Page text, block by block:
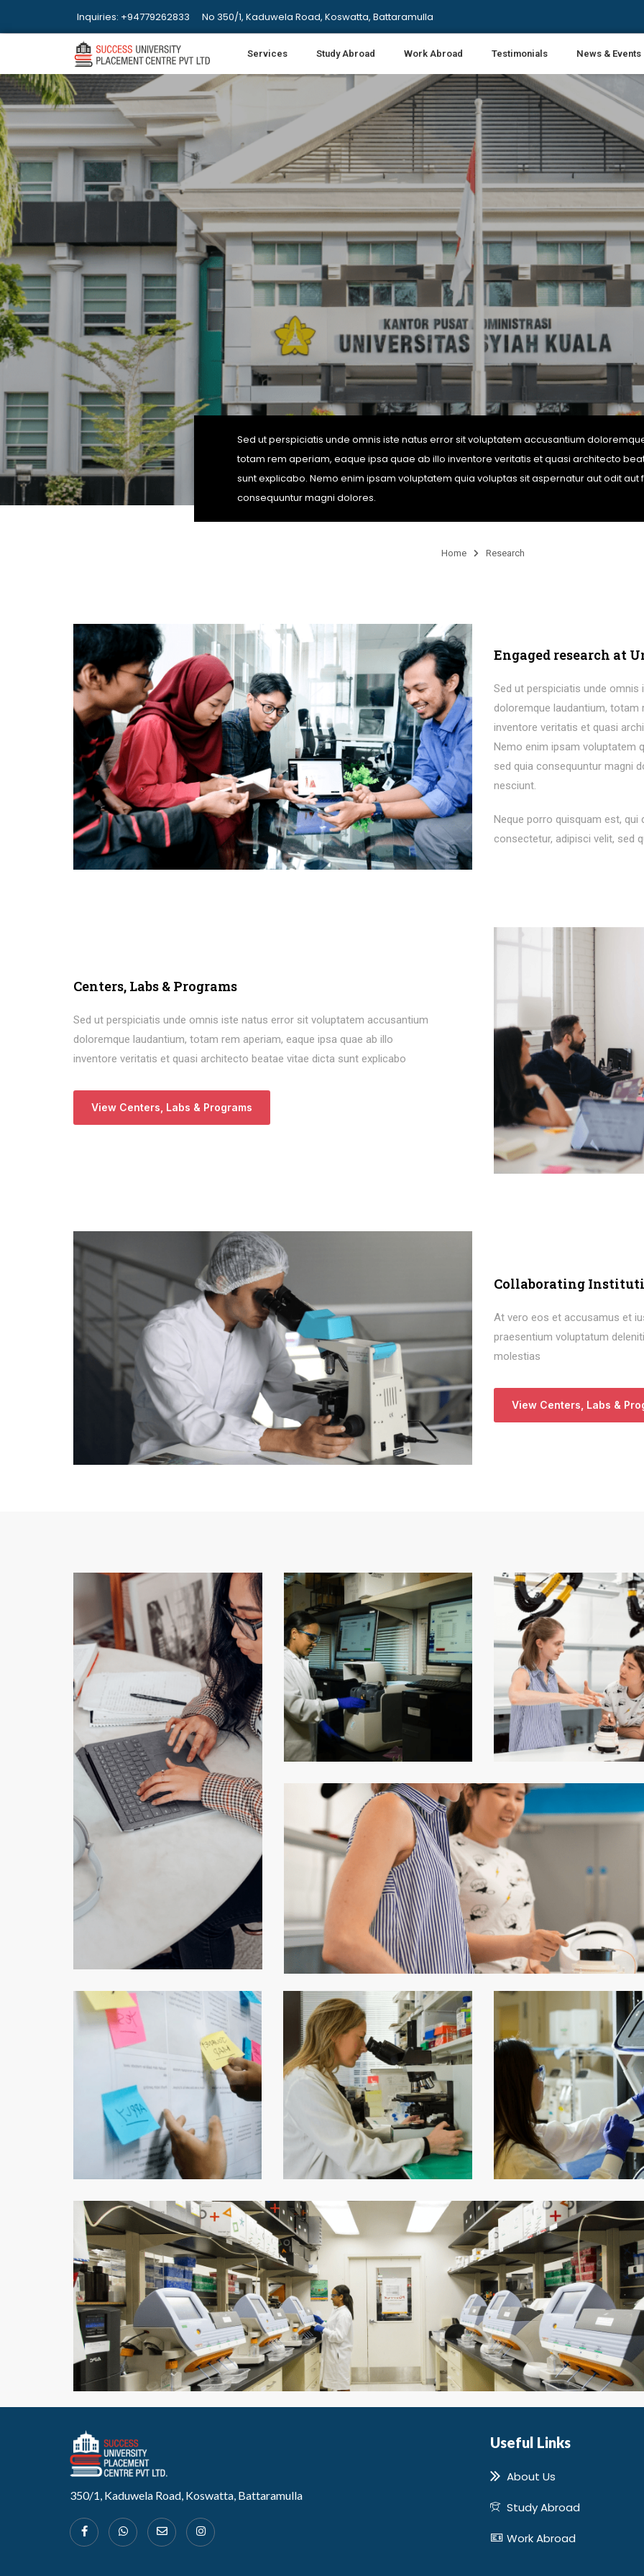
Inquiries: +94779262833 No 350/1, Kaduwela Road, Koswatta, Battaramulla
Services Study Abroad Work Abroad Testimonials News & Events
Sed ut perspiciatis unde omnis iste natus error sit voluptatem accusantium
totam rem aperiam, eaque ipsa quae ab illo inventore veritatis et quasi architecto
sunt explicabo. Nemo enim ipsam voluptatem quia voluptas sit aspernatur aut odit aut
consequuntur magni dolores.
Home Research
Engaged research at
Sed ut perspiciatis unde
doloremque laudantium, totam
inventore veritatis et quasi
Nemo enim ipsam voluptatem
sed quia consequuntur magni
nesciunt.
Neque porro quisquam est,
consectetur, adipisci velit, sed
Centers, Labs & Programs
Sed ut perspiciatis unde omnis iste natus error sit voluptatem accusantium
doloremque laudantium, totam rem aperiam, eaque ipsa quae ab illo
inventore veritatis et quasi architecto beatae vitae dicta sunt explicabo
View Centers, Labs & Programs
Collaborating
At vero eos et accusamus et
praesentium voluptatum
molestias
View Centers, Labs &
350/1, Kaduwela Road, Koswatta, Battaramulla
Useful Links
About Us
Study Abroad
Work Abroad